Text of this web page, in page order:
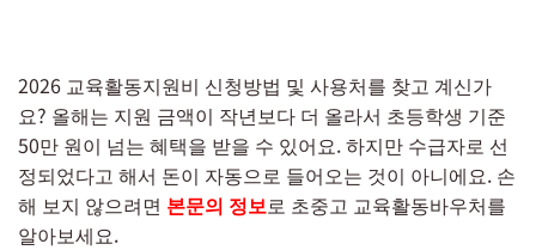
2026 교육활동지원비 신청방법 및 사용처를 찾고 계신가
요? 올해는 지원 금액이 작년보다 더 올라서 초등학생 기준
50만 원이 넘는 혜택을 받을 수 있어요. 하지만 수급자로 선
정되었다고 해서 돈이 자동으로 들어오는 것이 아니에요. 손
해 보지 않으려면 본문의 정보로 초중고 교육활동바우처를
알아보세요.